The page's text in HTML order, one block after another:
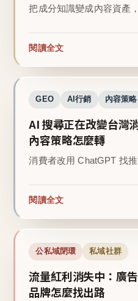
把成分知識變成內容資產
閱讀全文
GEO AI行銷 內容策略
AI 搜尋正在改變台灣
內容策略怎麼轉
消費者改用 ChatGPT 找
閱讀全文
公私域閉環 私域社群
流量紅利消失中：廣
品牌怎麼找出路